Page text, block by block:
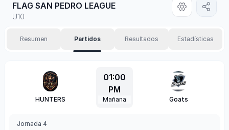
FLAG SAN PEDRO LEAGUE
U10
Resumen Partidos Resultados Estadísticas
HUNTERS
01:00
PM
Mañana Goats
Jornada 4